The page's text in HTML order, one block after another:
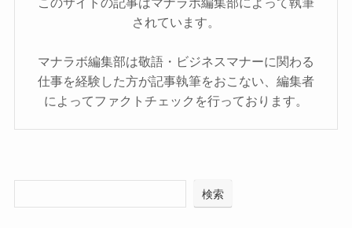
されています。
マナラボ編集部は敬語・ビジネスマナーに関わる
仕事を経験した方が記事執筆をおこない、編集者
によってファクトチェックを行っております。
検索